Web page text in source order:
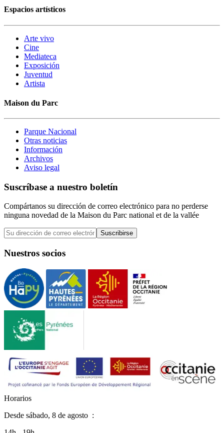
Espacios artísticos
Arte vivo
Cine
Mediateca
Exposición
Juventud
Artista
Maison du Parc
Parque Nacional
Otras noticias
Información
Archivos
Aviso legal
Suscríbase a nuestro boletín
Compártanos su dirección de correo electrónico para no perderse
ninguna novedad de la Maison du Parc national et de la vallée
Suscribirse
Nuestros socios
Horarios
Desde sábado, 8 de agosto :